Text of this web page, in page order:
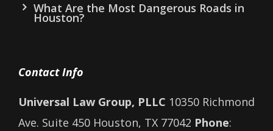
What Are the Most Dangerous Roads in
Houston?
Contact Info
Universal Law Group, PLLC 10350 Richmond
Ave. Suite 450 Houston, TX 77042 Phone: